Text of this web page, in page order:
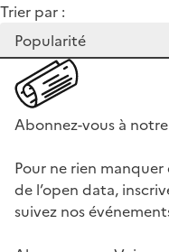
Trier par :
Abonnez-vous à
Pour ne rien
de l’open data,
suivez nos